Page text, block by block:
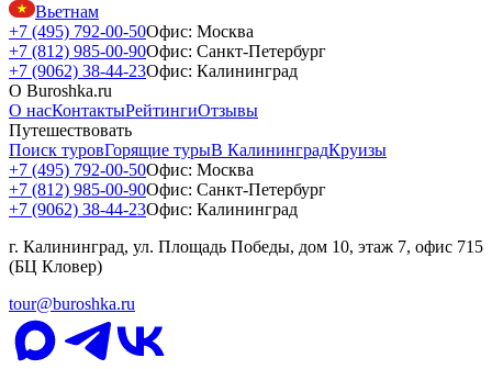
Вьетнам
+7 (495) 792-00-50Офис: Москва
+7 (812) 985-00-90Офис: Санкт-Петербург
+7 (9062) 38-44-23Офис: Калининград
О Buroshka.ru
О насКонтактыРейтингиОтзывы
Путешествовать
Поиск туровГорящие турыВ КалининградКруизы
+7 (495) 792-00-50Офис: Москва
+7 (812) 985-00-90Офис: Санкт-Петербург
+7 (9062) 38-44-23Офис: Калининград
г. Калининград, ул. Площадь Победы, дом 10, этаж 7, офис 715
(БЦ Кловер)
tour@buroshka.ru